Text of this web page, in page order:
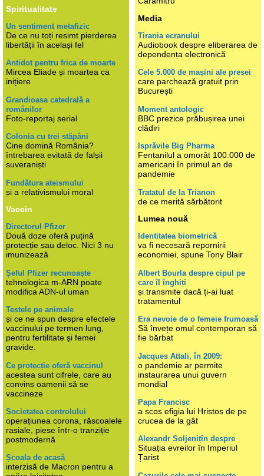
Spiritualitate
Un sentiment metafizic
De ce nu toți resimt pierderea
libertății în același fel
Antidot pentru frica de moarte
Mircea Eliade și moartea ca
inițiere
Grandioasa catedrală a
românilor
Foto-reportaj serial
Colonia cu trei stăpâni
Cine domină România?
întrebarea evitată de falșii
suveraniști
Fundătura ateismului
și a relativismului moral
Vaccin
Directorul Pfizer
Două doze oferă puțină
protecție sau deloc. Nici 3 nu
imunizează
Șeful Pfizer recunoaște
tehnologica m-ARN poate
modifica ADN-ul uman
Testele pe animale
și ce ne spun despre efectele
vaccinului pe termen lung,
pentru fertilitate și femei
gravide.
Ce protecție oferă vaccinul
acestea sunt cifrele, care au
convins oamenii să se
vaccineze
Societatea controlului
operațiunea corona, răscoalele
rasiale, piese într-o tranziție
postmodernă
Școala de acasă
interzisă de Macron pentru a
Media
Tirania ecranului
Audiobook despre eliberarea de
dependența electronică
Cele 5.000 de mașini ale presei
care parchează gratuit prin
București
Moment antologic
BBC prezice prăbușirea unei
clădiri
Isprăvile Big Pharma
Fentanilul a omorât 100.000 de
americani în primul an de
pandemie
Tratatul de la Trianon
de ce merită sărbătorit
Lumea nouă
Identitatea biometrică
va fi necesară repornirii
economiei, spune Tony Blair
Albert Bourla despre cipul pe
care îl înghiți
și transmite dacă ți-ai luat
tratamentul
Era nevoie de o femeie frumoasă
Să învețe omul contemporan să
fie bărbat
Jacques Attali, în 2009:
o pandemie ar permite
instaurarea unui guvern
mondial
Papa Francisc
a scos efigia lui Hristos de pe
crucea de la gât
Alexandr Soljenițîn despre
Situația evreilor în Imperiul
Țarist